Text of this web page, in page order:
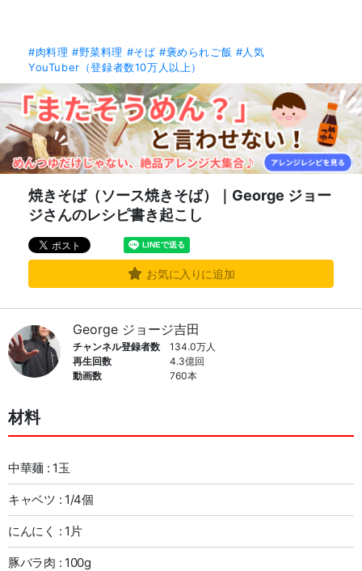
#肉料理 #野菜料理 #そば #褒められご飯 #人気
YouTuber（登録者数10万人以上）
焼きそば（ソース焼きそば）｜George ジョー
ジさんのレシピ書き起こし
お気に入りに追加
George ジョージ吉田
チャンネル登録者数
134.0万人
再生回数
4.3億回
動画数
760本
材料
中華麺 : 1玉
キャベツ : 1/4個
にんにく : 1片
豚バラ肉 : 100g